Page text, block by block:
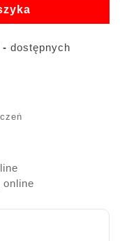
- dostępnych